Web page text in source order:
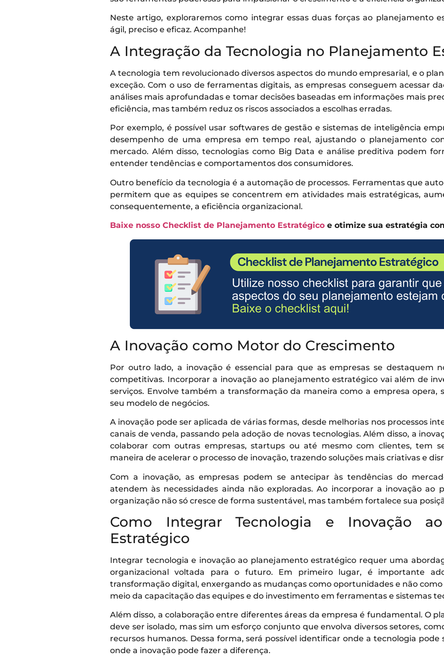
Neste artigo, exploraremos como integrar essas duas forças ao planejamento
ágil, preciso e eficaz. Acompanhe!
A Integração da Tecnologia no Planejamento
A tecnologia tem revolucionado diversos aspectos do mundo empresarial, e o
exceção. Com o uso de ferramentas digitais, as empresas conseguem acessar
análises mais aprofundadas e tomar decisões baseadas em informações mais
eficiência, mas também reduz os riscos associados a escolhas erradas.
Por exemplo, é possível usar softwares de gestão e sistemas de inteligência
desempenho de uma empresa em tempo real, ajustando o planejamento
mercado. Além disso, tecnologias como Big Data e análise preditiva podem
entender tendências e comportamentos dos consumidores.
Outro benefício da tecnologia é a automação de processos. Ferramentas que
permitem que as equipes se concentrem em atividades mais estratégicas,
consequentemente, a eficiência organizacional.
Baixe nosso Checklist de Planejamento Estratégico e otimize sua estratégia
A Inovação como Motor do Crescimento
Por outro lado, a inovação é essencial para que as empresas se destaquem
competitivas. Incorporar a inovação ao planejamento estratégico vai além de
serviços. Envolve também a transformação da maneira como a empresa opera,
seu modelo de negócios.
A inovação pode ser aplicada de várias formas, desde melhorias nos processos
canais de venda, passando pela adoção de novas tecnologias. Além disso, a
colaborar com outras empresas, startups ou até mesmo com clientes, tem
maneira de acelerar o processo de inovação, trazendo soluções mais criativas e
Com a inovação, as empresas podem se antecipar às tendências do
atendem às necessidades ainda não exploradas. Ao incorporar a inovação ao
organização não só cresce de forma sustentável, mas também fortalece sua
Como Integrar Tecnologia e Inovação
Estratégico
Integrar tecnologia e inovação ao planejamento estratégico requer uma
organizacional voltada para o futuro. Em primeiro lugar, é importante
transformação digital, enxergando as mudanças como oportunidades e não como
meio da capacitação das equipes e do investimento em ferramentas e sistemas
Além disso, a colaboração entre diferentes áreas da empresa é fundamental. O
deve ser isolado, mas sim um esforço conjunto que envolva diversos setores,
recursos humanos. Dessa forma, será possível identificar onde a tecnologia
onde a inovação pode fazer a diferença.